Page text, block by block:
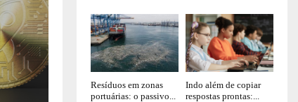
Resíduos em zonas
portuárias: o passivo...
Indo além de copiar
respostas prontas:...